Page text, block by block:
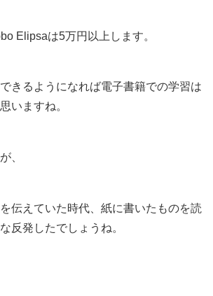
Elipsaは5万円以上します。
きるようになれば電子書籍での学習は
いますね。
、
伝えていた時代、紙に書いたものを読
反発したでしょうね。